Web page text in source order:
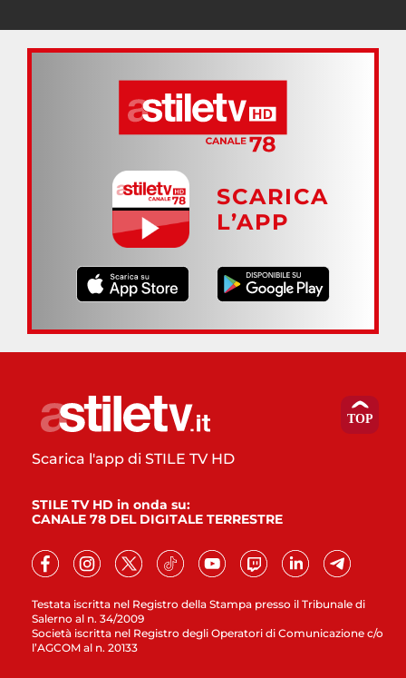
SCARICA
L’APP
Testata iscritta nel Registro della Stampa presso il Tribunale di
Salerno al n. 34/2009
Società iscritta nel Registro degli Operatori di Comunicazione c/o
l’AGCOM al n. 20133
Scarica l'app di STILE TV HD
STILE TV HD in onda su:
CANALE 78 DEL DIGITALE TERRESTRE